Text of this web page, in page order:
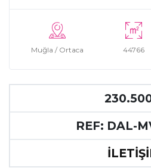
Muğla / Ortaca 44766
REF: DAL-